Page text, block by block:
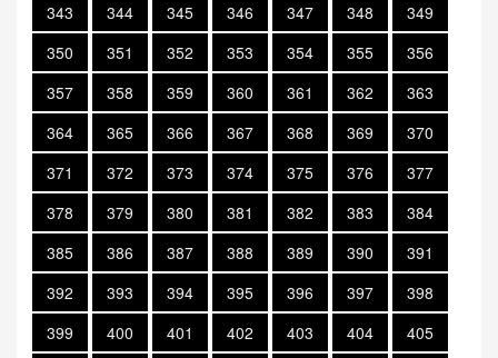
343
344 345 346 347 348
349
350
351 352 353 354 355
356
357
358 359 360 361 362
363
364
365 366 367 368 369
370
371
372 373 374 375 376
377
378
379 380 381 382 383
384
385
386 387 388 389 390
391
392
393 394 395 396 397
398
399
400 401 402 403 404 405